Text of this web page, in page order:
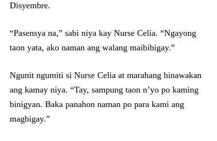
Disyembre.
“Pasensya na,” sabi niya kay Nurse Celia. “Ngayong
taon yata, ako naman ang walang maibibigay.”
Ngunit ngumiti si Nurse Celia at marahang hinawakan
ang kamay niya. “Tay, sampung taon n’yo po kaming
binigyan. Baka panahon naman po para kami ang
magbigay.”